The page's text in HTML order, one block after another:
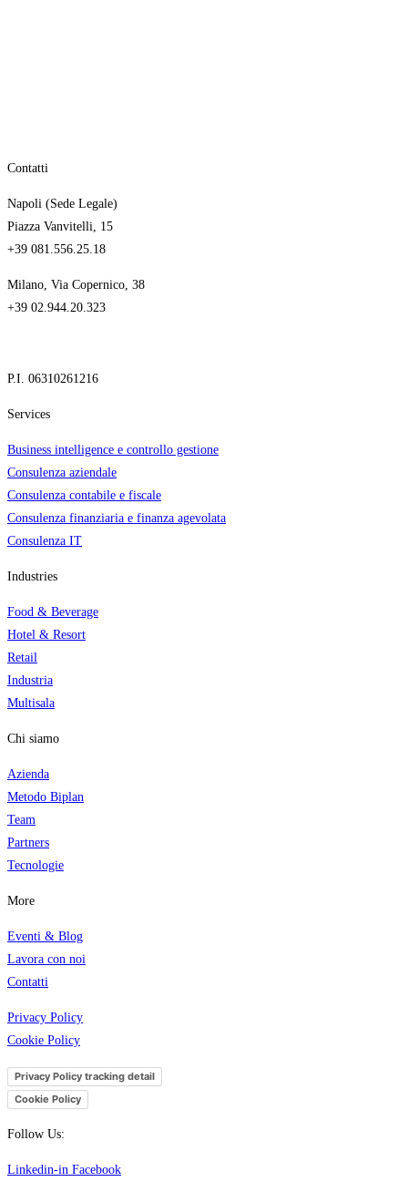
Contatti
Napoli (Sede Legale)
Piazza Vanvitelli, 15
+39 081.556.25.18
Milano, Via Copernico, 38
+39 02.944.20.323
P.I. 06310261216
Services
Business intelligence e controllo gestione
Consulenza aziendale
Consulenza contabile e fiscale
Consulenza finanziaria e finanza agevolata
Consulenza IT
Industries
Food & Beverage
Hotel & Resort
Retail
Industria
Multisala
Chi siamo
Azienda
Metodo Biplan
Team
Partners
Tecnologie
More
Eventi & Blog
Lavora con noi
Contatti
Privacy Policy
Cookie Policy
Privacy Policy tracking detail
Cookie Policy
Follow Us:
Linkedin-in Facebook